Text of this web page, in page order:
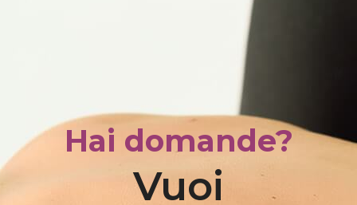
Hai domande?
Vuoi